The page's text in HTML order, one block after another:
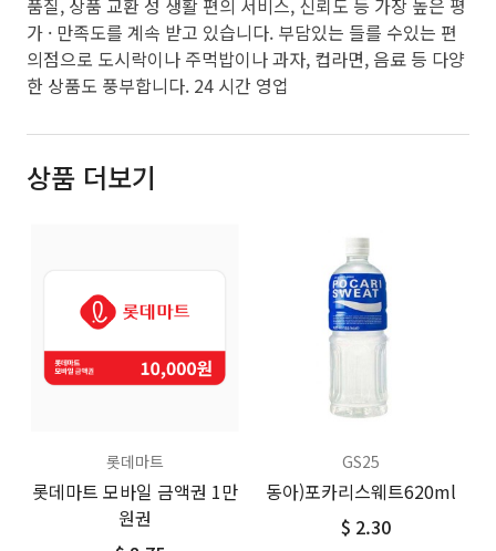
품질, 상품 교환 성 생활 편의 서비스, 신뢰도 등 가장 높은 평
가 · 만족도를 계속 받고 있습니다. 부담있는 들를 수있는 편
의점으로 도시락이나 주먹밥이나 과자, 컵라면, 음료 등 다양
한 상품도 풍부합니다. 24 시간 영업
상품 더보기
롯데마트
롯데마트 모바일 금액권 1만
원권
GS25
동아)포카리스웨트620ml
$ 2.30